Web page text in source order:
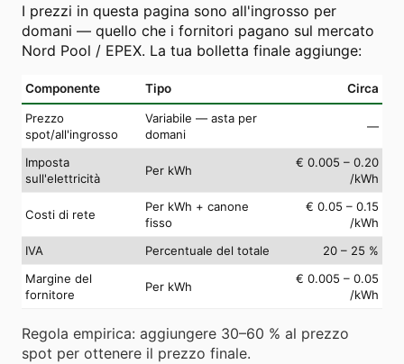
I prezzi in questa pagina sono all'ingrosso per
domani — quello che i fornitori pagano sul mercato
Nord Pool / EPEX. La tua bolletta finale aggiunge:
Componente Tipo Circa
Prezzo
spot/all'ingrosso
Variabile — asta per
domani
—
Imposta
sull'elettricità
Per kWh
€ 0.005 – 0.20
/kWh
Costi di rete
Per kWh + canone
fisso
€ 0.05 – 0.15
/kWh
IVA
Percentuale del totale
20 – 25 %
Margine del
fornitore
Per kWh
€ 0.005 – 0.05
/kWh
Regola empirica: aggiungere 30–60 % al prezzo
spot per ottenere il prezzo finale.